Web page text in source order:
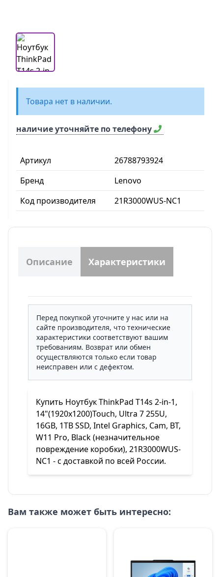
Артикул
26788793924
Бренд
Lenovo
Код производителя
21R3000WUS-NC1
Товара нет в наличии.
наличие уточняйте по телефону
Описание Характеристики
Перед покупкой уточните у нас или на
сайте производителя, что технические
характеристики соответствуют вашим
требованиям. Возврат или обмен
осуществляются только если товар
неисправен или с дефектом.
Купить Ноутбук ThinkPad T14s 2-in-1,
14"(1920x1200)Touch, Ultra 7 255U,
16GB, 1TB SSD, Intel Graphics, Cam, BT,
W11 Pro, Black (незначительное
повреждение коробки), 21R3000WUS-
NC1 - с доставкой по всей России.
Вам также может быть интересно: